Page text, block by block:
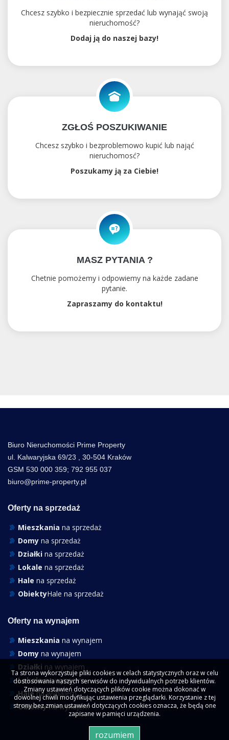
Chcesz szybko i bezpiecznie sprzedać lub wynająć swoją
nieruchomość?
Dodaj ją do naszej bazy!
ZGŁOŚ POSZUKIWANIE
Chcesz szybko i bezproblemowo kupić lub nająć
nieruchomosć?
Poszukamy ją za Ciebie!
MASZ PYTANIA ?
Chetnie pomożemy i odpowiemy na każde zadane
pytanie.
Zapraszamy do kontaktu!
Biuro Nieruchomości Prime Property
ul. Kalwaryjska 69/23 , 30-504 Kraków
GSM 530 000 359; 792 955 037
biuro@prime-property.pl
Oferty na sprzedaż
Mieszkania na sprzedaż
Domy na sprzedaż
Działki na sprzedaż
Lokale na sprzedaż
Hale na sprzedaż
ObiektyHale na sprzedaż
Oferty na wynajem
Mieszkania na wynajem
Domy na wynajem
Działki na wynajem
Lokalena wynajem
Halena wynajem
Obiektyna wynajem
Ta strona wykorzystuje pliki cookies w celach statystycznych oraz w celu
dostosowania naszych serwisów do indywidualnych potrzeb klientów.
Zmiany ustawień dotyczących plików cookie można dokonać w
dowolnej chwili modyfikując ustawienia przeglądarki. Korzystanie z tej
strony bez zmian ustawień dotyczących cookies oznacza, że będą one
zapisane w pamięci urządzenia.
rozumiem